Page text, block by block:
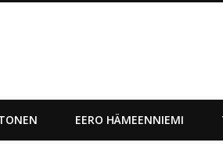
EERO HÄMEENNIEMI